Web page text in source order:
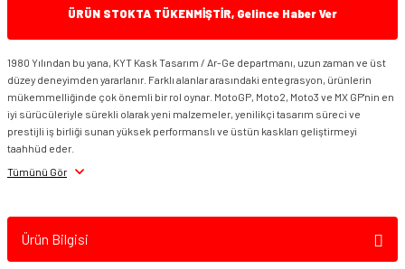
ÜRÜN STOKTA TÜKENMİŞTİR, Gelince Haber Ver
1980 Yılından bu yana, KYT Kask Tasarım / Ar-Ge departmanı, uzun zaman ve üst
düzey deneyimden yararlanır. Farklı alanlar arasındaki entegrasyon, ürünlerin
mükemmelliğinde çok önemli bir rol oynar. MotoGP, Moto2, Moto3 ve MX GP'nin en
iyi sürücüleriyle sürekli olarak yeni malzemeler, yenilikçi tasarım süreci ve
prestijli iş birliği sunan yüksek performanslı ve üstün kaskları geliştirmeyi
taahhüd eder.
Tümünü Gör
Ürün Bilgisi